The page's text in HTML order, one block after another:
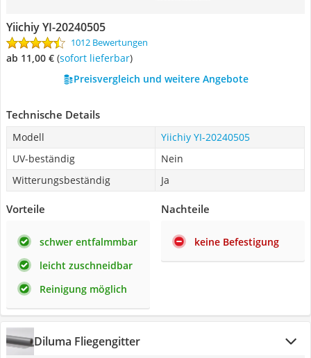
Yiichiy ‎YI-20240505
1012 Bewertungen
ab 11,00 € ( Sofort lieferbar)
Preisvergleich und weitere Angebote
Technische Details
Modell
Yiichiy ‎YI-20240505
UV-beständig
Nein
Witterungsbeständig
Ja
Vorteile
schwer entfalmmbar
leicht zuschneidbar
Reinigung möglich
Nachteile
keine Befestigung
Diluma Fliegengitter